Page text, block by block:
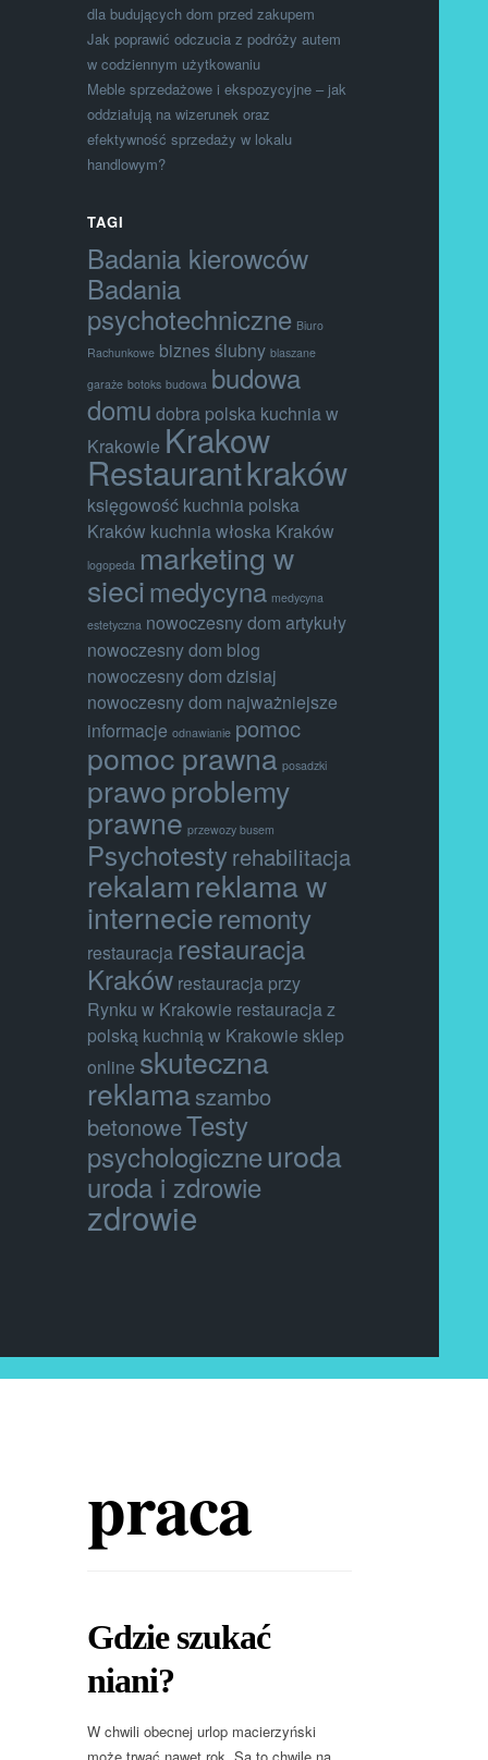
dla budujących dom przed zakupem
Jak poprawić odczucia z podróży autem
w codziennym użytkowaniu
Meble sprzedażowe i ekspozycyjne – jak
oddziałują na wizerunek oraz
efektywność sprzedaży w lokalu
handlowym?
TAGI
Badania kierowców
Badania
psychotechniczne Biuro
Rachunkowe biznes ślubny blaszane
garaże botoks budowa budowa
domu dobra polska kuchnia w
Krakowie Krakow
Restaurantkraków
księgowość kuchnia polska
Kraków kuchnia włoska Kraków
logopeda marketing w
siecimedycyna medycyna
estetyczna nowoczesny dom artykuły
nowoczesny dom blog
nowoczesny dom dzisiaj
nowoczesny dom najważniejsze
informacje odnawianie pomoc
pomoc prawna posadzki
prawoproblemy
prawne przewozy busem
Psychotestyrehabilitacja
rekalamreklama w
internecieremonty
restauracja restauracja
Kraków restauracja przy
Rynku w Krakowie restauracja z
polską kuchnią w Krakowie sklep
online skuteczna
reklamaszambo
betonoweTesty
psychologiczneuroda
uroda i zdrowie
zdrowie
praca
Gdzie szukać
niani?
W chwili obecnej urlop macierzyński
może trwać nawet rok. Są to chwile na